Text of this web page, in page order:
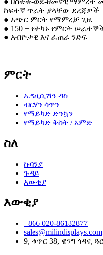
● በስቴቱ-ወደ-ዘመናዊ ማምረት
ከፍተኛ ጥራት ያላቸው ደረጃዎች
● አጭር ምርት የማምረቻ ጊዜ
● 150 + የተካኑ የምርት
● አብዮታዊ እና ፈጠራ ንድፍ
ምርት
ኤግዚቢሽን ዳስ
ብርሃን ሳጥን
የማይካድ ድንኳን
የማይካድ ቅስት / አምድ
ስለ
ኩባንያ
ጉዳይ
እውቂያ
እውቂያ
+866 020-86182877
sales@milindisplays.com
9, ቁጥር 38, ዌንግ ጎዳና,